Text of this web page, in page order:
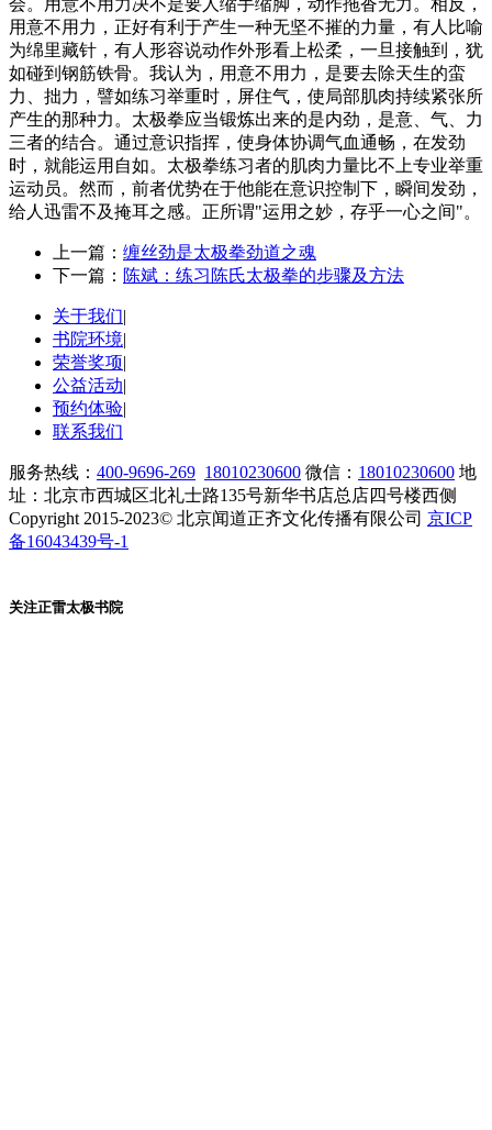
会。用意不用力决不是要人缩手缩脚，动作拖沓无力。相反，
用意不用力，正好有利于产生一种无坚不摧的力量，有人比喻
为绵里藏针，有人形容说动作外形看上松柔，一旦接触到，犹
如碰到钢筋铁骨。我认为，用意不用力，是要去除天生的蛮
力、拙力，譬如练习举重时，屏住气，使局部肌肉持续紧张所
产生的那种力。太极拳应当锻炼出来的是内劲，是意、气、力
三者的结合。通过意识指挥，使身体协调气血通畅，在发劲
时，就能运用自如。太极拳练习者的肌肉力量比不上专业举重
运动员。然而，前者优势在于他能在意识控制下，瞬间发劲，
给人迅雷不及掩耳之感。正所谓"运用之妙，存乎一心之间"。
上一篇： 缠丝劲是太极拳劲道之魂
下一篇： 陈斌：练习陈氏太极拳的步骤及方法
关于我们|
书院环境|
荣誉奖项|
公益活动|
预约体验|
联系我们
服务热线： 400-9696-269 18010230600 微信： 18010230600 地
址：北京市西城区北礼士路135号新华书店总店四号楼西侧
Copyright 2015-2023© 北京闻道正齐文化传播有限公司 京ICP
备16043439号-1
关注正雷太极书院